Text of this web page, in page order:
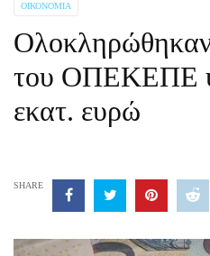
ΟΙΚΟΝΟΜΊΑ
του ΟΠΕΚΕΠΕ
εκατ. ευρώ
SHARE